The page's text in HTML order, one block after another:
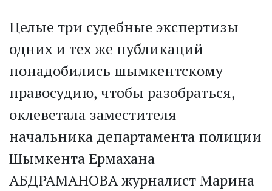
Целые три судебные экс­пертизы
одних и тех же пуб­ликаций
понадобились шымкентскому
правосудию, чтобы разобраться,
оклеветала заместителя
начальника департамента полиции
Шымкента Ермахана
АБДРАМАНОВА журналист Марина